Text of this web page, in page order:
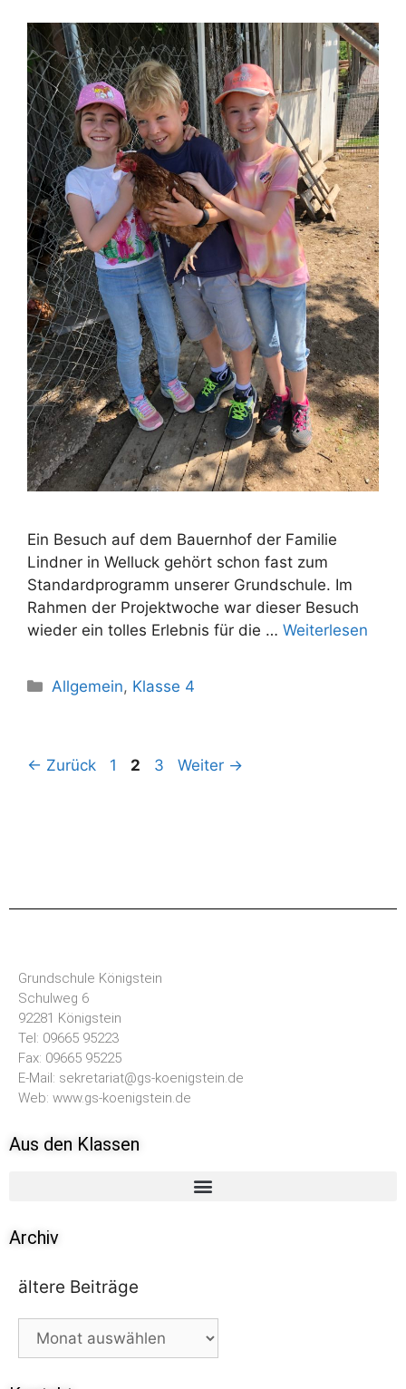
Ein Besuch auf dem Bauernhof der Familie
Lindner in Welluck gehört schon fast zum
Standardprogramm unserer Grundschule. Im
Rahmen der Projektwoche war dieser Besuch
wieder ein tolles Erlebnis für die … Weiterlesen
Allgemein, Klasse 4
← Zurück 1 2 3 Weiter →
Grundschule Königstein
Schulweg 6
92281 Königstein
Tel: 09665 95223
Fax: 09665 95225
E-Mail: sekretariat@gs-koenigstein.de
Web: www.gs-koenigstein.de
Aus den Klassen
Archiv
ältere Beiträge